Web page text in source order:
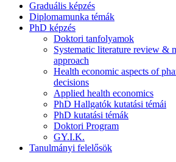
Graduális képzés
Diplomamunka témák
PhD képzés
Doktori tanfolyamok
Systematic literature review &
approach
Health economic aspects of
decisions
Applied health economics
PhD Hallgatók kutatási témái
PhD kutatási témák
Doktori Program
GY.I.K.
Tanulmányi felelősök